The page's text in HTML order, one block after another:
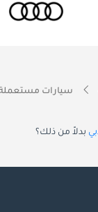
سيارات
بدلاً من ذلك؟